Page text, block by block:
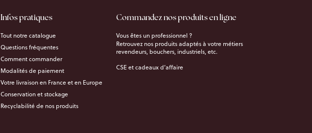
Infos pratiques
Tout notre catalogue
Questions fréquentes
Comment commander
Modalités de paiement
Votre livraison en France et en Europe
Conservation et stockage
Recyclabilité de nos produits
Commandez nos produits en ligne
Vous êtes un professionnel ?
Retrouvez nos produits adaptés à votre métiers
revendeurs, bouchers, industriels, etc.
CSE et cadeaux d’affaire